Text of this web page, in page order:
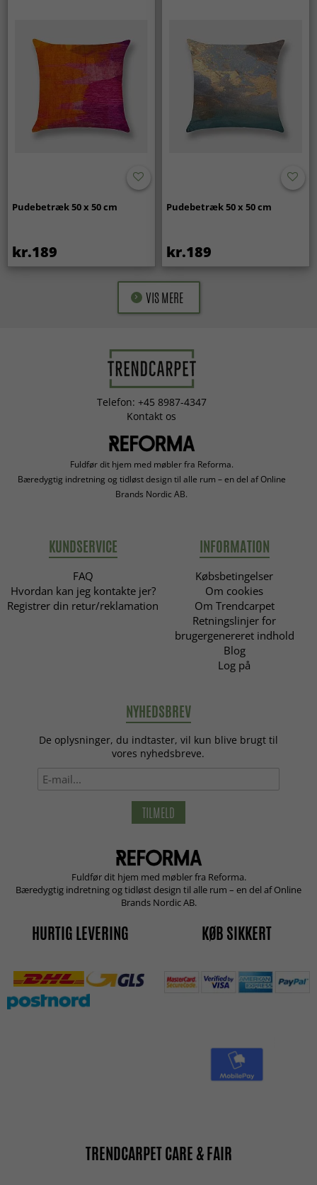
Pudebetræk 50 x 50 cm
kr.189
Pudebetræk 50 x 50 cm
kr.189
VIS MERE
Telefon: +45 8987-4347
Kontakt os
Fuldfør dit hjem med møbler fra Reforma.
Bæredygtig indretning og tidløst design til alle rum – en del af Online
Brands Nordic AB.
KUNDSERVICE
FAQ
Hvordan kan jeg kontakte jer?
Registrer din retur/reklamation
INFORMATION
Købsbetingelser
Om cookies
Om Trendcarpet
Retningslinjer for
brugergenereret indhold
Blog
Log på
NYHEDSBREV
De oplysninger, du indtaster, vil kun blive brugt til
vores nyhedsbreve.
TILMELD
Fuldfør dit hjem med møbler fra Reforma.
Bæredygtig indretning og tidløst design til alle rum – en del af Online
Brands Nordic AB.
HURTIG LEVERING KØB SIKKERT
TRENDCARPET CARE & FAIR